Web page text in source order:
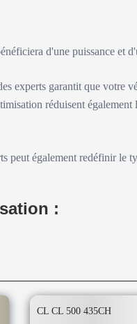
d'une puissance et
experts garantit que votre
réduisent
peut également redéfinir le
:
CL CL 500 435CH